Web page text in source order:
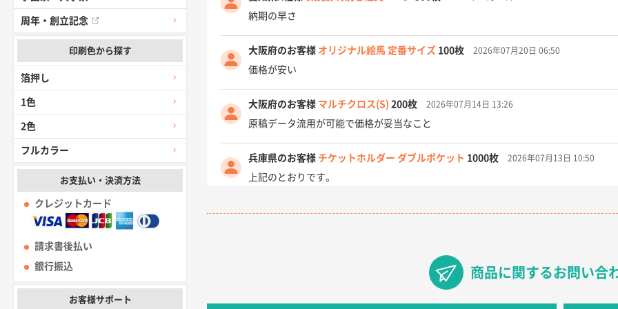
周年・創立記念
印刷色から探す
箔押し
1色
2色
フルカラー
お支払い・決済方法
クレジットカード
請求書後払い
銀行振込
お客様サポート
納期の早さ
大阪府のお客様 オリジナル絵馬 定番サイズ 100枚 2026年07月20日 06:50
価格が安い
大阪府のお客様 マルチクロス(S) 200枚 2026年07月14日 13:26
原稿データ流用が可能で価格が妥当なこと
兵庫県のお客様 チケットホルダー ダブルポケット 1000枚 2026年07月13日 10:50
上記のとおりです。
愛知県I社様 【オーダー商品】特別ご注文ページ043000枚 2026年07月03日 09:23
フレキソレジ袋 Uバッグ 35号 5000枚 2026年06月28日 15:14
商品に関するお問い合